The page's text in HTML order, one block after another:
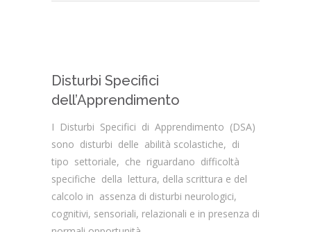
Disturbi Specifici
dell’Apprendimento
I Disturbi Specifici di Apprendimento (DSA)
sono disturbi delle abilità scolastiche, di
tipo settoriale, che riguardano difficoltà
specifiche della lettura, della scrittura e del
calcolo in assenza di disturbi neurologici,
cognitivi, sensoriali, relazionali e in presenza di